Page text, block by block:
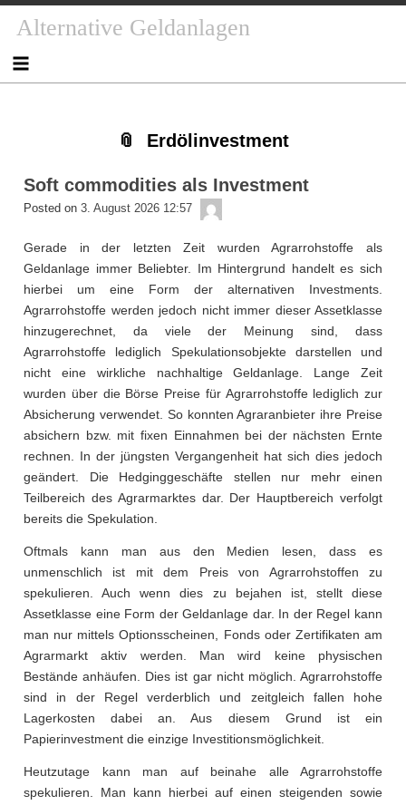
to
content
to
NAV_MENU-
to
NAV_MENU-
to
NAV_MENU-
to
NAV_MENU-
to
MSCHANDL
to
TEXT-
to
TEXT-
to
TEXT-
Alternative Geldanlagen
Erdölinvestment
Soft commodities als Investment
Posted on 3. August 2026 12:57
Gerade in der letzten Zeit wurden Agrarrohstoffe als
Geldanlage immer Beliebter. Im Hintergrund handelt es sich
hierbei um eine Form der alternativen Investments.
Agrarrohstoffe werden jedoch nicht immer dieser Assetklasse
hinzugerechnet, da viele der Meinung sind, dass
Agrarrohstoffe lediglich Spekulationsobjekte darstellen und
nicht eine wirkliche nachhaltige Geldanlage. Lange Zeit
wurden über die Börse Preise für Agrarrohstoffe lediglich zur
Absicherung verwendet. So konnten Agraranbieter ihre Preise
absichern bzw. mit fixen Einnahmen bei der nächsten Ernte
rechnen. In der jüngsten Vergangenheit hat sich dies jedoch
geändert. Die Hedginggeschäfte stellen nur mehr einen
Teilbereich des Agrarmarktes dar. Der Hauptbereich verfolgt
bereits die Spekulation.
Oftmals kann man aus den Medien lesen, dass es
unmenschlich ist mit dem Preis von Agrarrohstoffen zu
spekulieren. Auch wenn dies zu bejahen ist, stellt diese
Assetklasse eine Form der Geldanlage dar. In der Regel kann
man nur mittels Optionsscheinen, Fonds oder Zertifikaten am
Agrarmarkt aktiv werden. Man wird keine physischen
Bestände anhäufen. Dies ist gar nicht möglich. Agrarrohstoffe
sind in der Regel verderblich und zeitgleich fallen hohe
Lagerkosten dabei an. Aus diesem Grund ist ein
Papierinvestment die einzige Investitionsmöglichkeit.
Heutzutage kann man auf beinahe alle Agrarrohstoffe
spekulieren. Man kann hierbei auf einen steigenden sowie